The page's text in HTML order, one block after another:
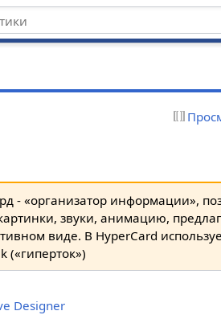
- «организатор информации»,
звуки, анимацию,
виде. В HyperCard
(«гиперток»)
Designer